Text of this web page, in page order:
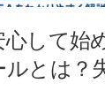
心して始
ルとは？